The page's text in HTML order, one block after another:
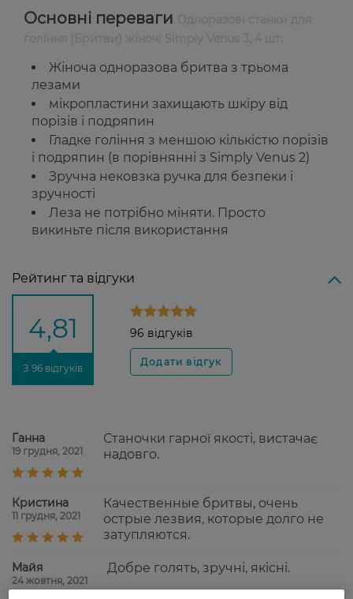
Основні переваги
Жіноча одноразова бритва з трьома
лезами
мікропластини захищають шкіру від
порізів і подряпин
Гладке гоління з меншою кількістю порізів
і подряпин (в порівнянні з Simply Venus 2)
Зручна нековзка ручка для безпеки і
зручності
Леза не потрібно міняти. Просто
викиньте після використання
Рейтинг та відгуки
4,81
З 96 відгуків
96 відгуків
Ганна
19 грудня, 2021
Станочки гарної якості, вистачає
надовго.
Кристина
11 грудня, 2021
Качественные бритвы, очень
острые лезвия, которые долго не
затупляются.
Майя
24 жовтня, 2021
Добре голять, зручні, якісні.